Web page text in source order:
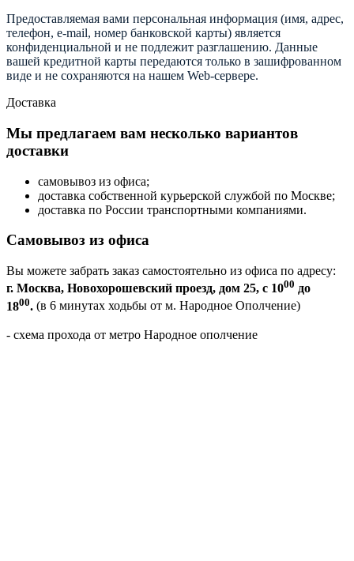
Предоставляемая вами персональная информация (имя, адрес,
телефон, e-mail, номер банковской карты) является
конфиденциальной и не подлежит разглашению. Данные
вашей кредитной карты передаются только в зашифрованном
виде и не сохраняются на нашем Web-сервере.
Доставка
Мы предлагаем вам несколько вариантов
доставки
самовывоз из офиса;
доставка собственной курьерской службой по Москве;
доставка по России транспортными компаниями.
Самовывоз из офиса
Вы можете забрать заказ самостоятельно из офиса по адресу:
г. Москва, Новохорошевский проезд, дом 25, с 1000 до
1800. (в 6 минутах ходьбы от м. Народное Ополчение)
- схема прохода от метро Народное ополчение